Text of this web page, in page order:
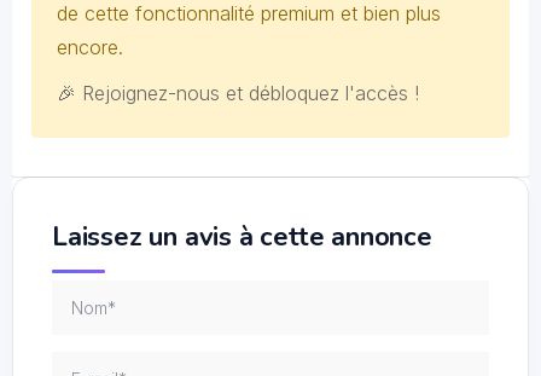
de cette fonctionnalité premium et bien plus
encore.
🎉 Rejoignez-nous et débloquez l'accès !
Laissez un avis à cette annonce